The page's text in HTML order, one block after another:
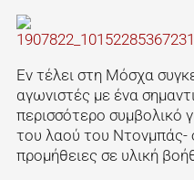
Εν τέλει στη Μόσχα
αγωνιστές με ένα
περισσότερο συμβολικό
του λαού του Ντονμπάς-
προμήθειες σε υλική